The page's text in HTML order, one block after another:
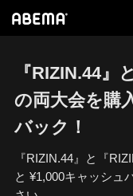
『RIZIN.44』
の両大会を購
バック！
『RIZIN.44』と『
と ¥1,000キャッシュ